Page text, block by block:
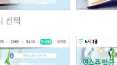
선택